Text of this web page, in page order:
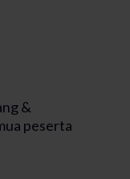
&
peserta